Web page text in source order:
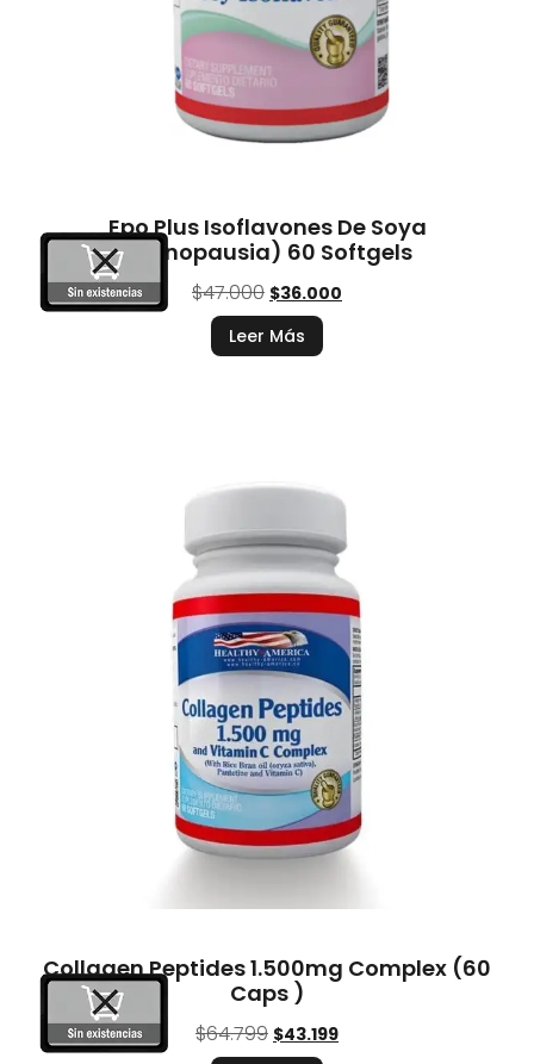
Epo Plus Isoflavones De Soya
(Menopausia) 60 Softgels
$47.000 $36.000
Leer Más
Collagen Peptides 1.500mg Complex (60
Caps )
$64.799 $43.199